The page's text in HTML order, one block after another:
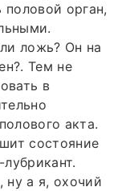
орган,
ложь? Он на
Тем не
в
акта.
состояние
ну а я, охочий